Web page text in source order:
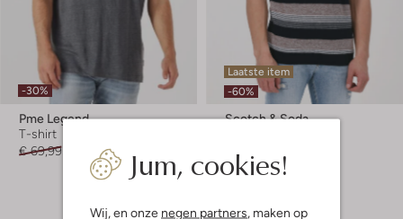
Jum, cookies!
Wij, en onze negen partners, maken op
-30%
Pme Legend
T-shirt
€ 69,99
€ 48,99
Laatste item
-60%
Scotch & Soda